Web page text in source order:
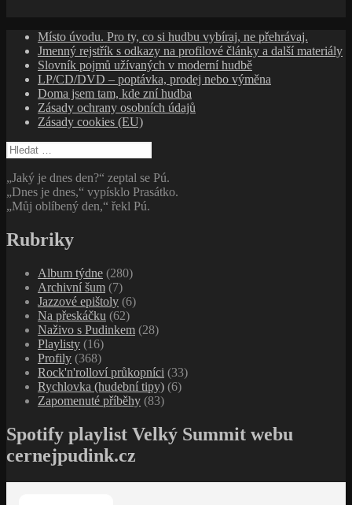
Místo úvodu. Pro ty, co si hudbu vybíraj, ne přehrávaj.
Jmenný rejstřík s odkazy na profilové články a další materiály
Slovník pojmů užívaných v moderní hudbě
LP/CD/DVD – poptávka, prodej nebo výměna
Doma jsem tam, kde zní hudba
Zásady ochrany osobních údajů
Zásady cookies (EU)
Vyhledávání
„Jaký je dnes den?“ zeptal se Pú.
„Dnes je dnes,“ vypísklo Prasátko.
„Můj oblíbený den,“ řekl Pú.
Rubriky
Album týdne (280)
Archivní šum (7)
Jazzové epištoly (6)
Na přeskáčku (62)
Naživo s Pudinkem (28)
Playlisty (16)
Profily (368)
Rock'n'rolloví průkopníci (33)
Rychlovka (hudební tipy) (6)
Zapomenuté příběhy (83)
Spotify playlist Velký Summit webu
cernejpudink.cz